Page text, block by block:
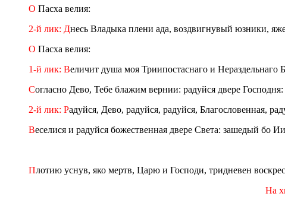
О Пасха велия:
2-й лик: Днесь Владыка плени ада, воздвигнувый юзники,
О Пасха велия:
1-й лик: Величит душа моя Триипостаснаго и Нераздельнаго
Согласно Дево, Тебе блажим вернии: радуйся двере
2-й лик: Радуйся, Дево, радуйся, радуйся, Благословенная,
Веселися и радуйся божественная двере Света: зашедый бо
Плотию уснув, яко мертв, Царю и Господи, тридневен
На